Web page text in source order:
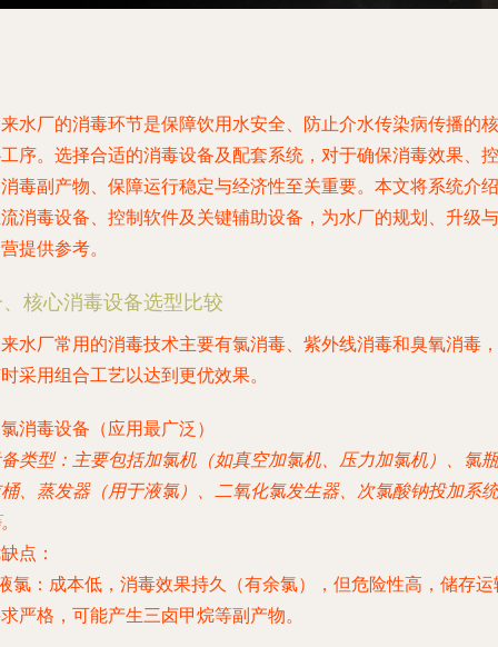
水厂的消毒环节是保障饮用水安全、防止介水传染病传播的核
序。选择合适的消毒设备及配套系统，对于确保消毒效果、控
毒副产物、保障运行稳定与经济性至关重要。本文将系统介绍
消毒设备、控制软件及关键辅助设备，为水厂的规划、升级与
提供参考。
核心消毒设备选型比较
水厂常用的消毒技术主要有氯消毒、紫外线消毒和臭氧消毒，
采用组合工艺以达到更优效果。
消毒设备（应用最广泛）
类型：主要包括加氯机 （如真空加氯机、压力加氯机）、
氯
、 蒸发器（用于液氯）、 二氧化氯发生器、 次氯酸钠投加系统
点 ：
氯 ：成本低，消毒效果持久（有余氯），但危险性高，储存运
严格，可能产生三卤甲烷等副产物。